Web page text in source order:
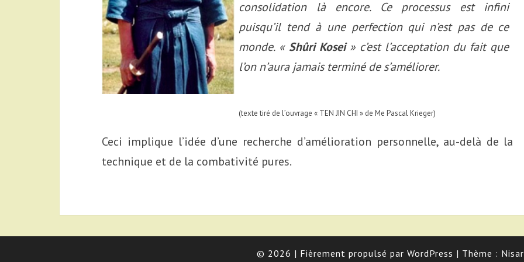
consolidation là encore. Ce processus est infini
puisqu’il tend à une perfection qui n’est pas de ce
monde. « Shûri Kosei» c’est l’acceptation du fait que
l’on n’aura jamais terminé de s’améliorer.
(texte tiré de l’ouvrage « TEN JIN CHI » de Me Pascal Krieger)
Ceci implique l’idée d’une recherche d’amélioration personnelle, au-delà de la
technique et de la combativité pures.
© 2026 | Fièrement propulsé par WordPress | Thème :